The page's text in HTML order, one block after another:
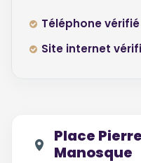
Téléphone vérifié
Site internet
Place
Manosque